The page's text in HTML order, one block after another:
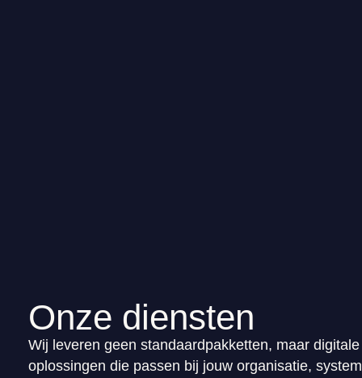
Onze diensten
Wij leveren geen standaardpakketten, maar digitale
oplossingen die passen bij jouw organisatie,